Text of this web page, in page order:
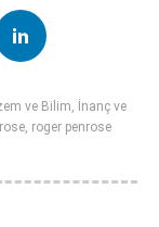
ve Bilim, İnanç ve
, roger penrose